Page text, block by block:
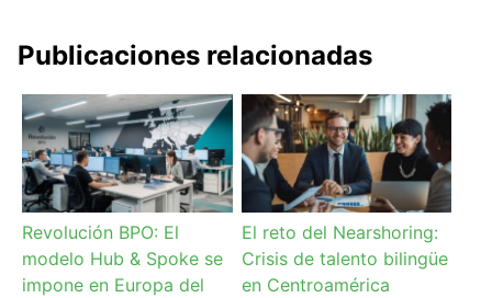
Publicaciones relacionadas
Revolución BPO: El
modelo Hub & Spoke se
impone en Europa del
El reto del Nearshoring:
Crisis de talento bilingüe
en Centroamérica